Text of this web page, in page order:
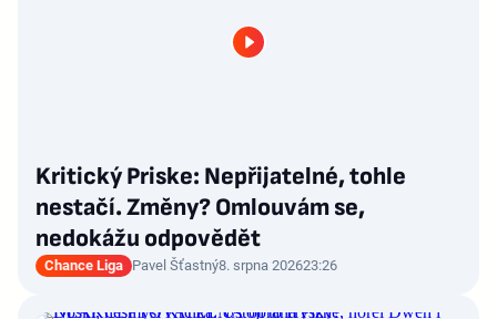
Kritický Priske: Nepřijatelné, tohle
nestačí. Změny? Omlouvám se,
nedokážu odpovědět
Chance Liga Pavel Šťastný8. srpna 202623:26